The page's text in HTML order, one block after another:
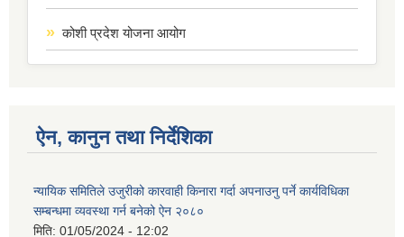
कोशी प्रदेश योजना आयोग
ऐन, कानुन तथा निर्देशिका
न्यायिक समितिले उजुरीको कारवाही किनारा गर्दा अपनाउनु पर्ने कार्यविधिका
सम्बन्धमा व्यवस्था गर्न बनेको ऐन २०८०
मिति: 01/05/2024 - 12:02